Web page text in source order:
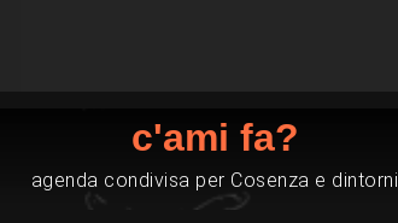
c'ami fa?
agenda condivisa per Cosenza e dintorni